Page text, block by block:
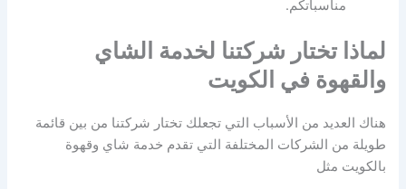
مناسباتكم.
لماذا تختار شركتنا لخدمة الشاي
والقهوة في الكويت
هناك العديد من الأسباب التي تجعلك تختار شركتنا من بين قائمة
طويلة من الشركات المختلفة التي تقدم خدمة شاي وقهوة
بالكويت مثل